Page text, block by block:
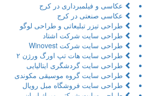
عکاسی و فیلمبرداری در کرج
عکاسی صنعتی در کرج
طراحی تیزر تبلیعاتی و طراحی لوگو
طراحی سایت شرکت اشتاد
طراحی سایت شرکت Winovest
طراحی سایت هات تپ اورگ ورژن ۲
طراحی سایت گردشگری ایتالیایی
طراحی سایت گروه موسیقی مکوندی
طراحی سایت فروشگاه مبل رویال